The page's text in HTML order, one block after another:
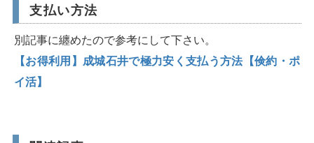
支払い方法
別記事に纏めたので参考にして下さい。
【お得利用】成城石井で極力安く支払う方法【倹約・ポ
イ活】